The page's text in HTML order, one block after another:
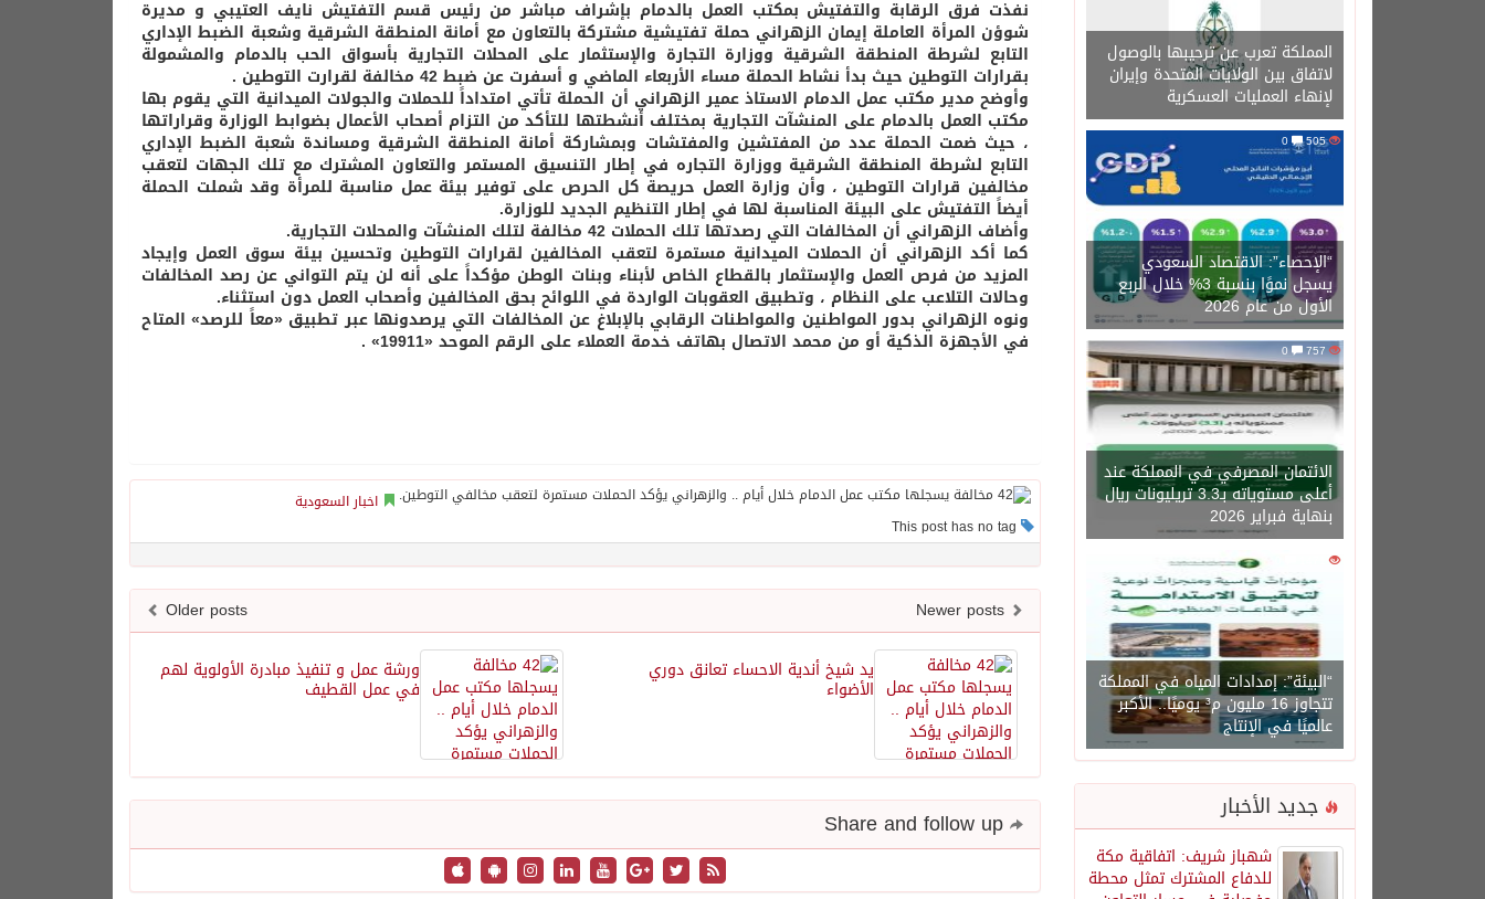
المملكة تعرب عن ترحيبها بالوصول
لاتفاق بين الولايات المتحدة وإيران
لإنهاء العمليات العسكرية
505
“الإحصاء”: الاقتصاد السعودي
يسجل نموًا بنسبة 3% خلال الربع
الأول من عام 2026
757
0
الائتمان المصرفي في المملكة عند
أعلى مستوياته بـ3.3 تريليونات ريال
بنهاية فبراير 2026
1471
“البيئة”: إمدادات المياه في المملكة
تتجاوز 16 مليون م³ يوميًا.. الأكبر
عالميًا في الإنتاج
جديد الأخبار
شهباز شريف: اتفاقية مكة
للدفاع المشترك تمثل محطة
نفذت فرق الرقابة والتفتيش بمكتب العمل بالدمام بإشراف مباشر من رئيس قسم التفتيش نايف العتيبي و مديرة
شوؤن المرأة العاملة إيمان الزهراني حملة تفتيشية مشتركة بالتعاون مع أمانة المنطقة الشرقية وشعبة الضبط الإداري
التابع لشرطة المنطقة الشرقية ووزارة التجارة والإستثمار على المحلات التجارية بأسواق الحب بالدمام والمشمولة
بقرارات التوطين حيث بدأ نشاط الحملة مساء الأربعاء الماضي و أسفرت عن ضبط 42 مخالفة لقرارت التوطين .
وأوضح مدير مكتب عمل الدمام الاستاذ عمير الزهراني أن الحملة تأتي امتداداً للحملات والجولات الميدانية التي يقوم بها
مكتب العمل بالدمام على المنشآت التجارية بمختلف أنشطتها للتأكد من التزام أصحاب الأعمال بضوابط الوزارة وقراراتها
، حيث ضمت الحملة عدد من المفتشين والمفتشات وبمشاركة أمانة المنطقة الشرقية ومساندة شعبة الضبط الإداري
التابع لشرطة المنطقة الشرقية ووزارة التجاره في إطار التنسيق المستمر والتعاون المشترك مع تلك الجهات لتعقب
مخالفين قرارات التوطين ، وأن وزارة العمل حريصة كل الحرص على توفير بيئة عمل مناسبة للمرأة وقد شملت الحملة
أيضاً التفتيش على البيئة المناسبة لها في إطار التنظيم الجديد للوزارة.
وأضاف الزهراني أن المخالفات التي رصدتها تلك الحملات 42 مخالفة لتلك المنشآت والمحلات التجارية.
كما أكد الزهراني أن الحملات الميدانية مستمرة لتعقب المخالفين لقرارات التوطين وتحسين بيئة سوق العمل وإيجاد
المزيد من فرص العمل والإستثمار بالقطاع الخاص لأبناء وبنات الوطن مؤكداً على أنه لن يتم التواني عن رصد المخالفات
وحالات التلاعب على النظام ، وتطبيق العقوبات الواردة في اللوائح بحق المخالفين وأصحاب العمل دون استثناء.
ونوه الزهراني بدور المواطنين والمواطنات الرقابي بالإبلاغ عن المخالفات التي يرصدونها عبر تطبيق «معاً للرصد» المتاح
في الأجهزة الذكية أو من محمد الاتصال بهاتف خدمة العملاء على الرقم الموحد «19911» .
اخبار السعودية
Older posts
ورشة عمل و تنفيذ مبادرة الأولوية لهم
في عمل القطيف
يد شيخ أندية الاحساء تعانق دوري
الأضواء